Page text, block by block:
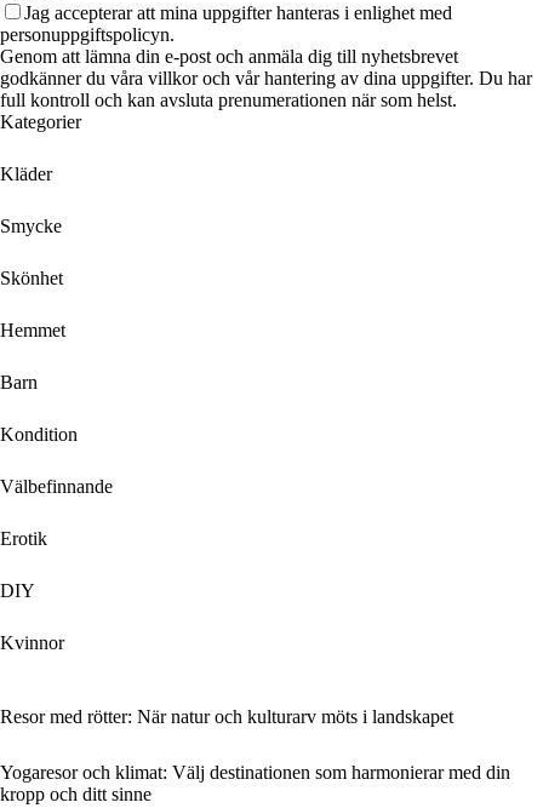
Jag accepterar att mina uppgifter hanteras i enlighet med
personuppgiftspolicyn.
Genom att lämna din e-post och anmäla dig till nyhetsbrevet
godkänner du våra villkor och vår hantering av dina uppgifter. Du har
full kontroll och kan avsluta prenumerationen när som helst.
Kategorier
Kläder
Smycke
Skönhet
Hemmet
Barn
Kondition
Välbefinnande
Erotik
DIY
Kvinnor
Resor med rötter: När natur och kulturarv möts i landskapet
Yogaresor och klimat: Välj destinationen som harmonierar med din
kropp och ditt sinne